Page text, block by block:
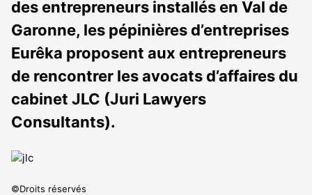
des entrepreneurs installés en Val de
Garonne, les pépinières d’entreprises
Eurêka proposent aux entrepreneurs
de rencontrer les avocats d’affaires du
cabinet JLC (Juri Lawyers
Consultants).
©Droits réservés